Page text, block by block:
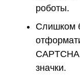
роботы.
Слишком
значки.